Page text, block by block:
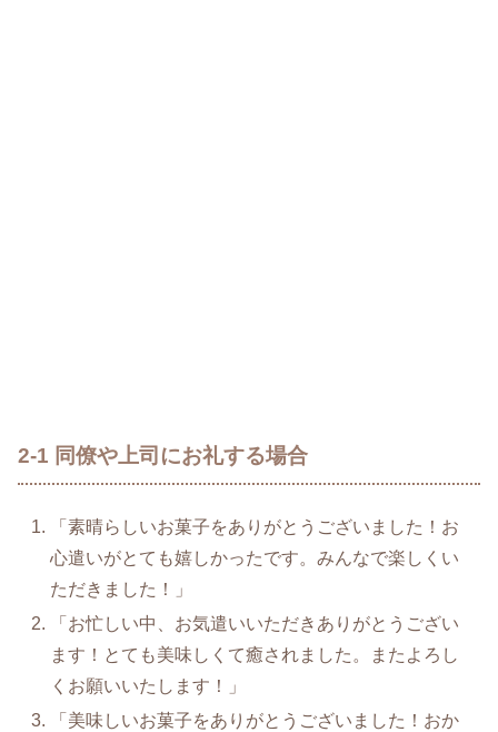
2-1 同僚や上司にお礼する場合
「素晴らしいお菓子をありがとうございました！お
心遣いがとても嬉しかったです。みんなで楽しくい
ただきました！」
「お忙しい中、お気遣いいただきありがとうござい
ます！とても美味しくて癒されました。またよろし
くお願いいたします！」
「美味しいお菓子をありがとうございました！おか